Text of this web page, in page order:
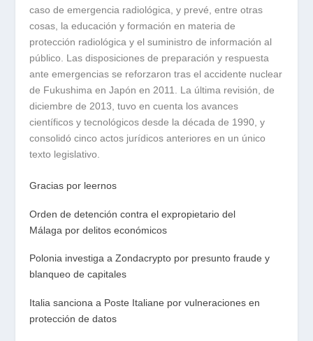
caso de emergencia radiológica, y prevé, entre otras
cosas, la educación y formación en materia de
protección radiológica y el suministro de información al
público. Las disposiciones de preparación y respuesta
ante emergencias se reforzaron tras el accidente nuclear
de Fukushima en Japón en 2011. La última revisión, de
diciembre de 2013, tuvo en cuenta los avances
científicos y tecnológicos desde la década de 1990, y
consolidó cinco actos jurídicos anteriores en un único
texto legislativo.
Gracias por leernos
Orden de detención contra el expropietario del
Málaga por delitos económicos
Polonia investiga a Zondacrypto por presunto fraude y
blanqueo de capitales
Italia sanciona a Poste Italiane por vulneraciones en
protección de datos